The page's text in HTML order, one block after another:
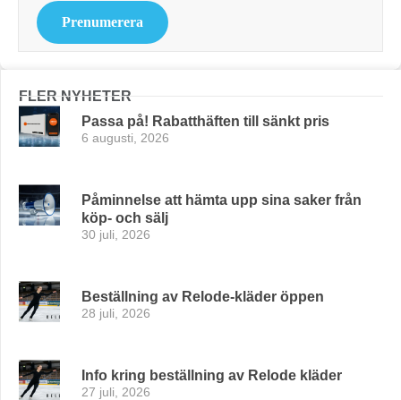
Prenumerera
FLER NYHETER
Passa på! Rabatthäften till sänkt pris
6 augusti, 2026
Påminnelse att hämta upp sina saker från
köp- och sälj
30 juli, 2026
Beställning av Relode-kläder öppen
28 juli, 2026
Info kring beställning av Relode kläder
27 juli, 2026